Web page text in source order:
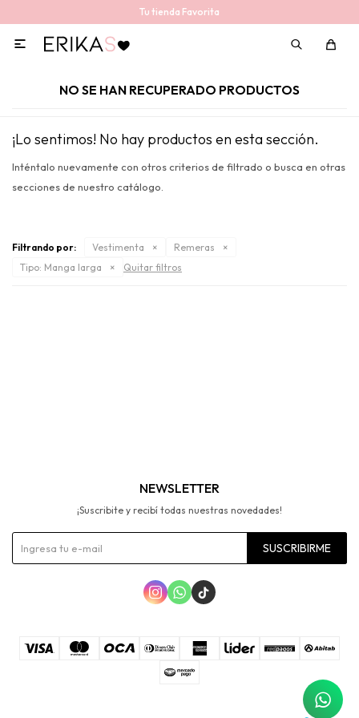
Tu tienda Favorita

NO SE HAN RECUPERADO PRODUCTOS
¡Lo sentimos! No hay productos en esta sección.
Inténtalo nuevamente con otros criterios de filtrado o busca en otras
secciones de nuestro catálogo.
Filtrando por: Vestimenta
Remeras
Tipo: Manga larga Quitar filtros
NEWSLETTER
¡Suscribite y recibí todas nuestras novedades!
SUSCRIBIRME
  